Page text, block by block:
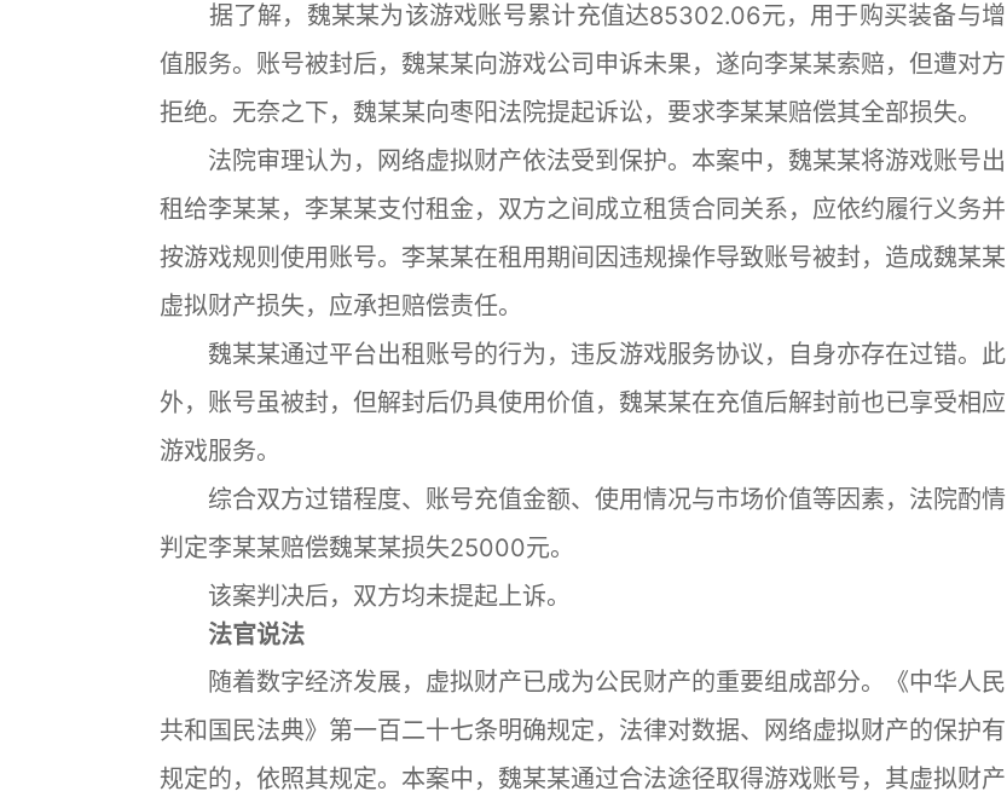
据了解，魏某某为该游戏账号累计充值达85302.06元，用于购买装备与增
值服务。账号被封后，魏某某向游戏公司申诉未果，遂向李某某索赔，但遭对方
拒绝。无奈之下，魏某某向枣阳法院提起诉讼，要求李某某赔偿其全部损失。
法院审理认为，网络虚拟财产依法受到保护。本案中，魏某某将游戏账号出
租给李某某，李某某支付租金，双方之间成立租赁合同关系，应依约履行义务并
按游戏规则使用账号。李某某在租用期间因违规操作导致账号被封，造成魏某某
虚拟财产损失，应承担赔偿责任。
魏某某通过平台出租账号的行为，违反游戏服务协议，自身亦存在过错。此
外，账号虽被封，但解封后仍具使用价值，魏某某在充值后解封前也已享受相应
游戏服务。
综合双方过错程度、账号充值金额、使用情况与市场价值等因素，法院酌情
判定李某某赔偿魏某某损失25000元。
该案判决后，双方均未提起上诉。
法官说法
随着数字经济发展，虚拟财产已成为公民财产的重要组成部分。《中华人民
共和国民法典》第一百二十七条明确规定，法律对数据、网络虚拟财产的保护有
规定的，依照其规定。本案中，魏某某通过合法途径取得游戏账号，其虚拟财产